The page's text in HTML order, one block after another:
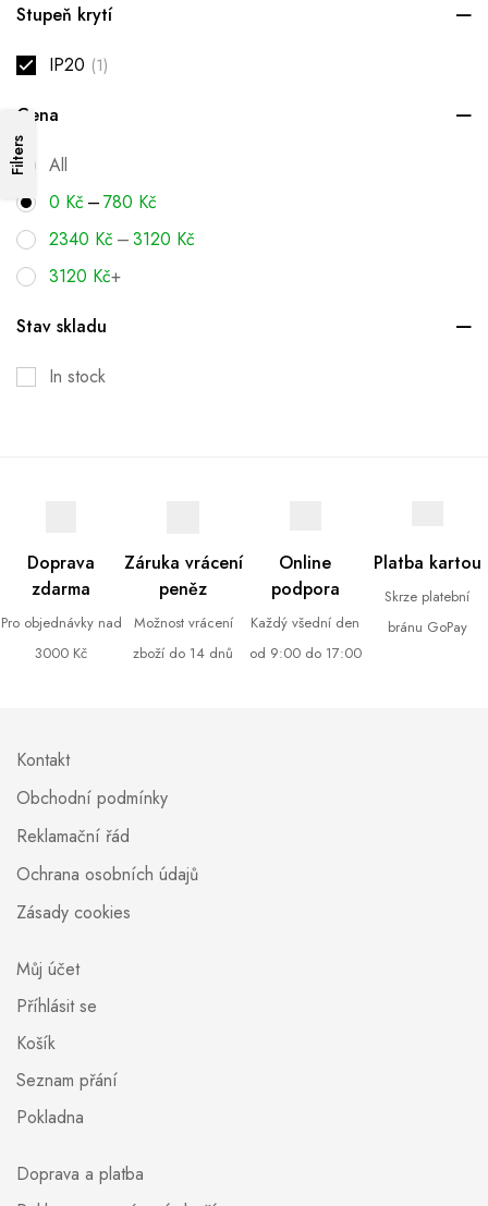
Stupeň krytí
IP20 (1)
Cena
All
0 Kč –780 Kč
2340 Kč –3120 Kč
3120 Kč+
Stav skladu
In stock
Filters
Doprava
zdarma
Pro objednávky nad
3000 Kč
Záruka vrácení
peněz
Možnost vrácení
zboží do 14 dnů
Online
podpora
Každý všední den
od 9:00 do 17:00
Platba kartou
Skrze platební
bránu GoPay
Kontakt
Obchodní podmínky
Reklamační řád
Ochrana osobních údajů
Zásady cookies
Můj účet
Příhlásit se
Košík
Seznam přání
Pokladna
Doprava a platba